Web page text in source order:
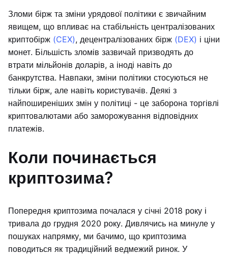
Зломи бірж та зміни урядової політики є звичайним
явищем, що впливає на стабільність централізованих
криптобірж (CEX), децентралізованих бірж (DEX) і ціни
монет. Більшість зломів зазвичай призводять до
втрати мільйонів доларів, а іноді навіть до
банкрутства. Навпаки, зміни політики стосуються не
тільки бірж, але навіть користувачів. Деякі з
найпоширеніших змін у політиці - це заборона торгівлі
криптовалютами або заморожування відповідних
платежів.
Коли починається
криптозима?
Попередня криптозима почалася у січні 2018 року і
тривала до грудня 2020 року. Дивлячись на минуле у
пошуках напрямку, ми бачимо, що криптозима
поводиться як традиційний ведмежий ринок. У